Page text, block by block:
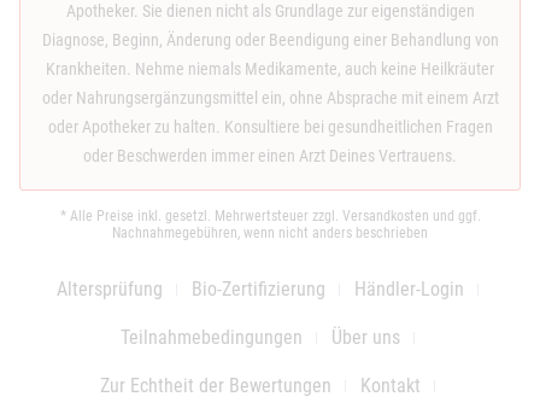
Apotheker. Sie dienen nicht als Grundlage zur eigenständigen
Diagnose, Beginn, Änderung oder Beendigung einer Behandlung von
Krankheiten. Nehme niemals Medikamente, auch keine Heilkräuter
oder Nahrungsergänzungsmittel ein, ohne Absprache mit einem Arzt
oder Apotheker zu halten. Konsultiere bei gesundheitlichen Fragen
oder Beschwerden immer einen Arzt Deines Vertrauens.
* Alle Preise inkl. gesetzl. Mehrwertsteuer zzgl. Versandkosten und ggf.
Nachnahmegebühren, wenn nicht anders beschrieben
Altersprüfung Bio-Zertifizierung Händler-Login
Teilnahmebedingungen Über uns
Zur Echtheit der Bewertungen Kontakt